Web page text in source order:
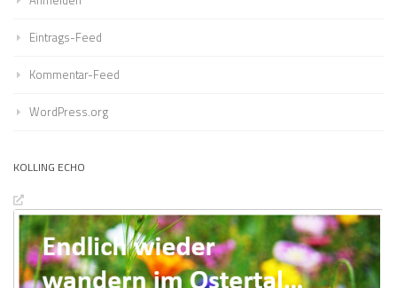
Eintrags-Feed
Kommentar-Feed
WordPress.org
KOLLING ECHO